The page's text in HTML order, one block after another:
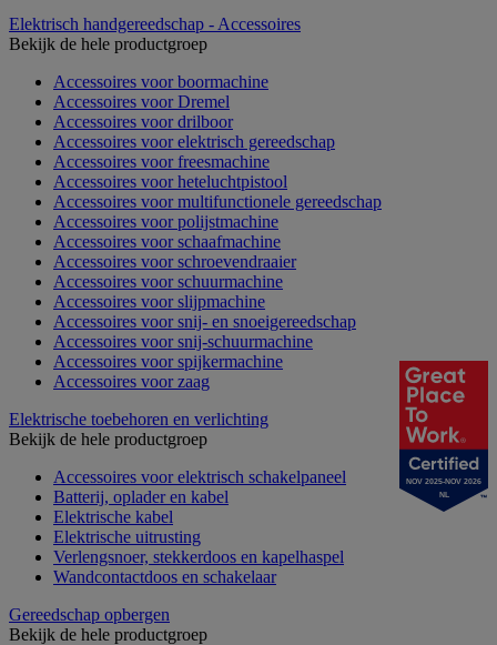
Elektrisch handgereedschap - Accessoires
Bekijk de hele productgroep
Accessoires voor boormachine
Accessoires voor Dremel
Accessoires voor drilboor
Accessoires voor elektrisch gereedschap
Accessoires voor freesmachine
Accessoires voor heteluchtpistool
Accessoires voor multifunctionele gereedschap
Accessoires voor polijstmachine
Accessoires voor schaafmachine
Accessoires voor schroevendraaier
Accessoires voor schuurmachine
Accessoires voor slijpmachine
Accessoires voor snij- en snoeigereedschap
Accessoires voor snij-schuurmachine
Accessoires voor spijkermachine
Accessoires voor zaag
Elektrische toebehoren en verlichting
Bekijk de hele productgroep
Accessoires voor elektrisch schakelpaneel
Batterij, oplader en kabel
Elektrische kabel
Elektrische uitrusting
Verlengsnoer, stekkerdoos en kapelhaspel
Wandcontactdoos en schakelaar
Gereedschap opbergen
Bekijk de hele productgroep
NOV 2025-NOV 2026
NL